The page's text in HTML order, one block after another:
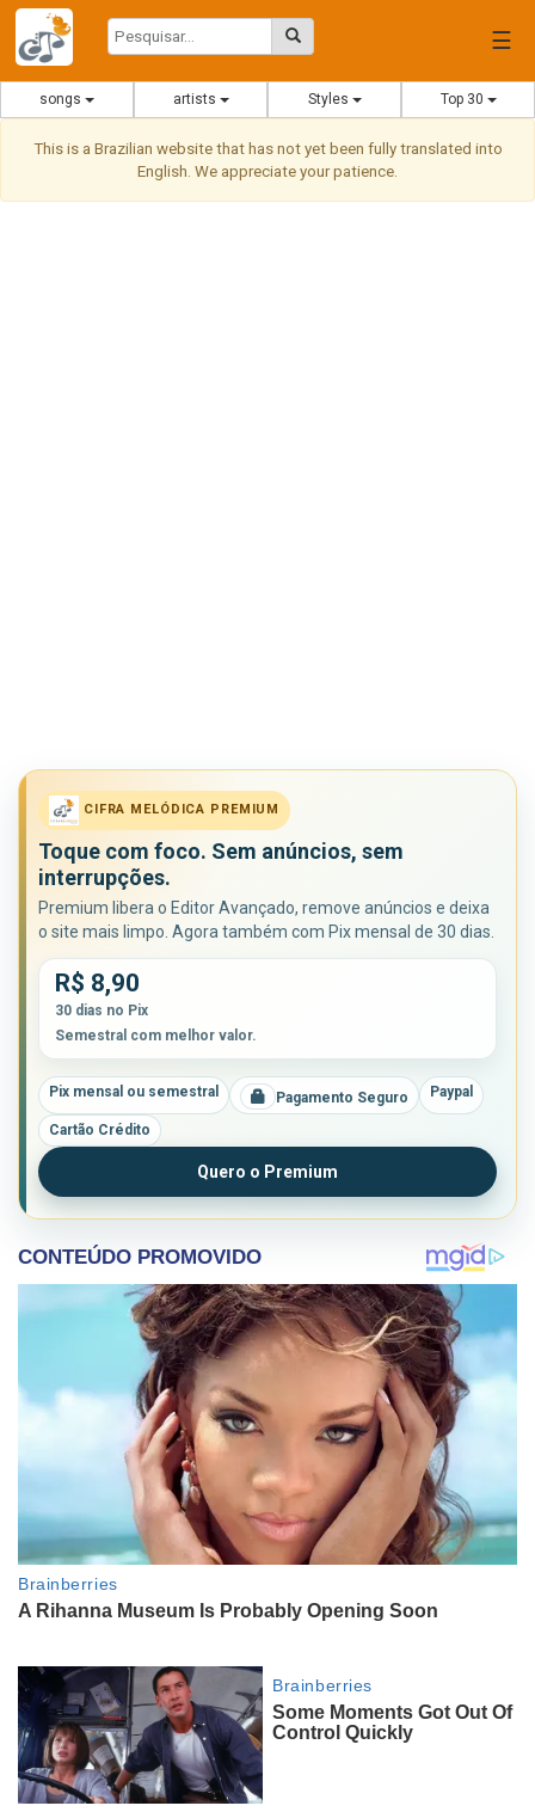
☰
songs artists Styles Top 30
This is a Brazilian website that has not yet been fully translated into
English. We appreciate your patience.
CIFRA MELÓDICA PREMIUM
Toque com foco. Sem anúncios, sem
interrupções.
Premium libera o Editor Avançado, remove anúncios e deixa
o site mais limpo. Agora também com Pix mensal de 30 dias.
R$ 8,90
30 dias no Pix
Semestral com melhor valor.
Pix mensal ou semestral Pagamento Seguro Paypal
Cartão Crédito
Quero o Premium